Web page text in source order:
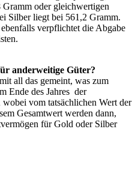
oder gleichwertigen
Silber liegt bei 561,2 Gramm.
verpflichtet die Abgabe
anderweitige Güter?
all das gemeint, was zum
Ende des Jahres der
vom tatsächlichen Wert der
Gesamtwert werden dann,
für Gold oder Silber